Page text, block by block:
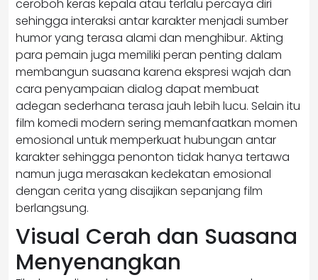
ceroboh keras kepala atau terlalu percaya diri
sehingga interaksi antar karakter menjadi sumber
humor yang terasa alami dan menghibur. Akting
para pemain juga memiliki peran penting dalam
membangun suasana karena ekspresi wajah dan
cara penyampaian dialog dapat membuat
adegan sederhana terasa jauh lebih lucu. Selain itu
film komedi modern sering memanfaatkan momen
emosional untuk memperkuat hubungan antar
karakter sehingga penonton tidak hanya tertawa
namun juga merasakan kedekatan emosional
dengan cerita yang disajikan sepanjang film
berlangsung.
Visual Cerah dan Suasana
Menyenangkan